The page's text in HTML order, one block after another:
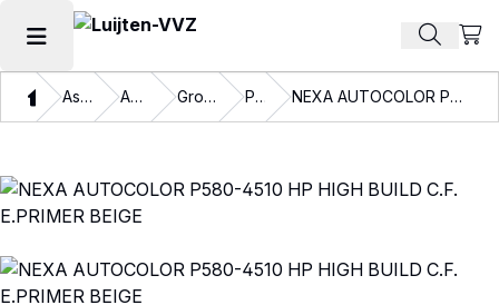
Hoofdmenu openen Zoek
ThuisAssortiment Autolakken Grondmateriaal Primers NEXA AUTOCOLOR P580-4510 HP HIGH BUILD C.F. E.PRIMER BEIGE